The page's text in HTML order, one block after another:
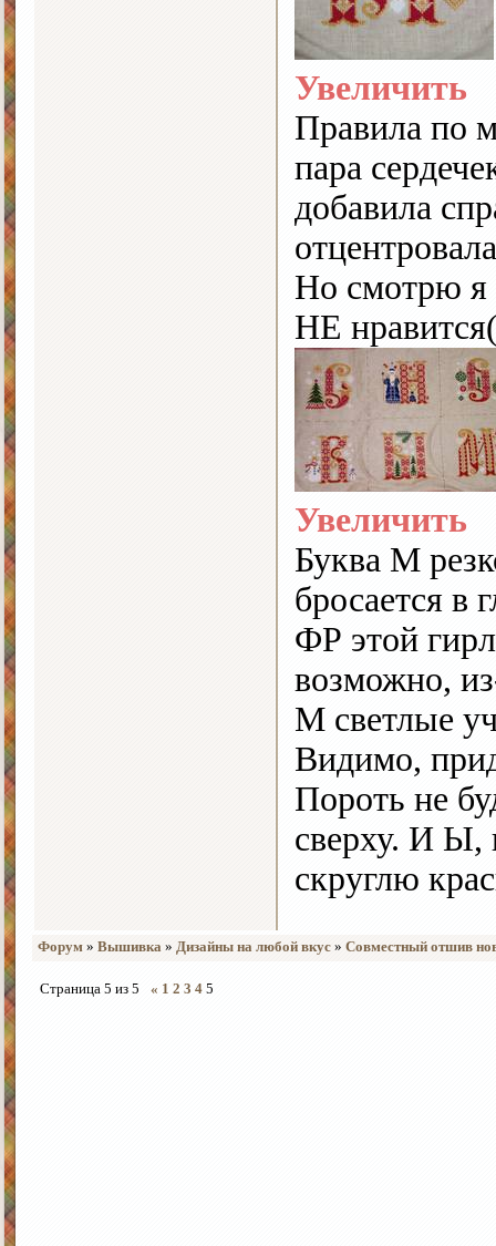
Увеличить
Правила по
пара
добавила
Но смотрю я
НЕ
Увеличить
Буква М
бросается в
ФР этой
возможно,
М светлые
Видимо,
Пороть не
сверху. И Ы,
скруглю
Форум » Вышивка » Дизайны на любой вкус » Совместный отшив
Страница 5 из 5 « 1 2 3 4 5